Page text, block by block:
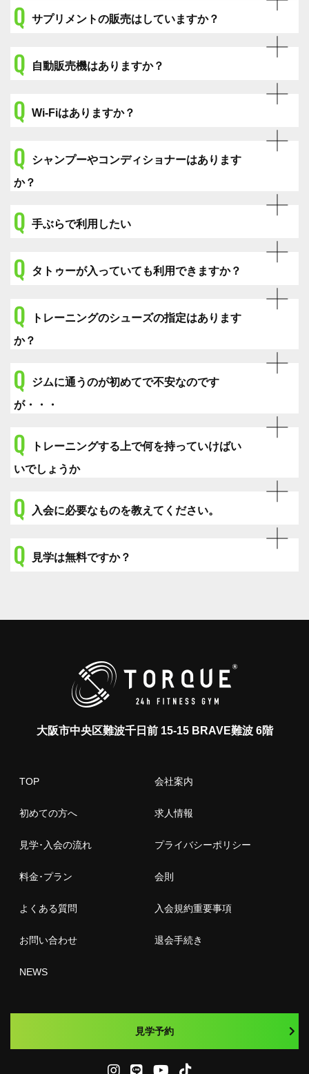
Q サプリメントの販売はしていますか？
Q 自動販売機はありますか？
Q Wi-Fiはありますか？
Q
シャンプーやコンディショナーはあります
か？
Q 手ぶらで利用したい
Q タトゥーが入っていても利用できますか？
Q
トレーニングのシューズの指定はあります
か？
Q
ジムに通うのが初めてで不安なのです
が・・・
Q
トレーニングする上で何を持っていけばい
いでしょうか
Q 入会に必要なものを教えてください。
Q 見学は無料ですか？
大阪市中央区難波千日前 15-15 BRAVE難波 6階
TOP
初めての方へ
見学･入会の流れ
料金･プラン
よくある質問
お問い合わせ
NEWS
会社案内
求人情報
プライバシーポリシー
会則
入会規約重要事項
退会手続き
見学予約